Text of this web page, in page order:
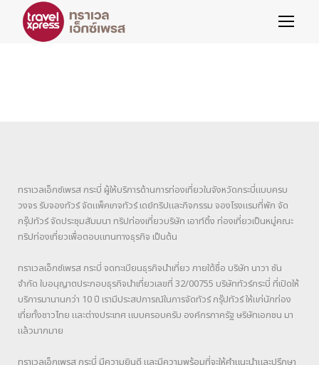
ทราเวลเอ็กซ์เพรส กระบี่ ผู้ให้บริการด้านการท่องเที่ยวในจังหวัดกระบี่แบบครบ
วงจร รับจองทัวร์ จัดแพ็คเกจทัวร์ เดย์ทริปและกิจกรรม จองโรงแรมที่พัก จัด
กรุ๊ปทัวร์ จัดประชุมสัมมนา ทริปท่องเที่ยวบริษัท เอาท์ติ้ง ท่องเที่ยวเป็นหมู่คณะ
ทริปท่องเที่ยวเพื่อตอบแทนทางธุรกิจ เป็นต้น
ทราเวลเอ็กซ์เพรส กระบี่ จดทะเบียนธุรกิจนำเที่ยว ภายใต้ชื่อ บริษัท นาวา ซัน
จำกัด ใบอนุญาตประกอบธุรกิจนำเที่ยวเลขที่ 32/00755 บริษัททัวร์กระบี่ ที่เปิดให้
บริการมานานกว่า 10 ปี เรามีประสปการณ์ในการจัดทัวร์ กรุ๊ปทัวร์ ให้แก่นักท่อง
เที่ยทั้งชาวไทย และต่างประเทศ แบบครอบครับ องค์กรภาครัฐ ษริษัทเอกชน มา
แล้วมากมาย